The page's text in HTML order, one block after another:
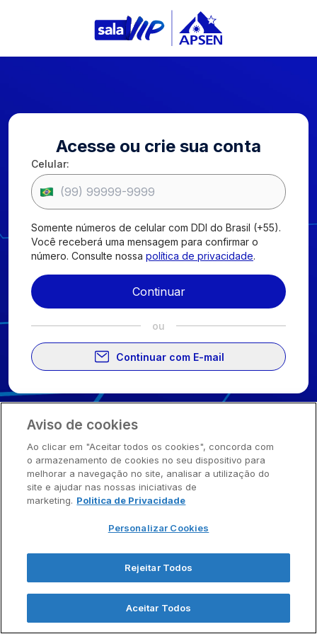
Acesse ou crie sua conta
Celular:
Somente números de celular com DDI do Brasil (+55).
Você receberá uma mensagem para confirmar o
número. Consulte nossa política de privacidade.
Continuar
ou
Continuar com E-mail
Páginas
Código de Conduta
Canal de Transparência
Contatos
infomed@apsen.com.br
Sala Vip Apsen2026. Todos os direitos reservados.
Aviso de cookies
Ao clicar em "Aceitar todos os cookies", concorda com
o armazenamento de cookies no seu dispositivo para
melhorar a navegação no site, analisar a utilização do
site e ajudar nas nossas iniciativas de
marketing. Politica de Privacidade
Personalizar Cookies
Rejeitar Todos
Aceitar Todos